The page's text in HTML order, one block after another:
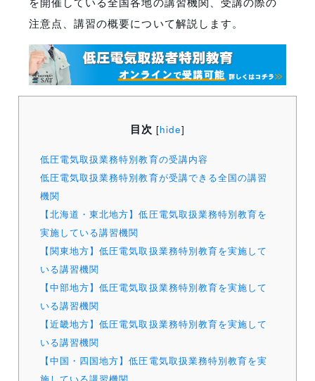
注意点、講習の概要について解説します。
目次 [hide]
低圧電気取扱業務特別教育の受講内容
低圧電気取扱業務特別教育が受講できる全国の講習
機関
【北海道・東北地方】低圧電気取扱業務特別教育を
実施している講習機関
【関東地方】低圧電気取扱業務特別教育を実施して
いる講習機関
【中部地方】低圧電気取扱業務特別教育を実施して
いる講習機関
【近畿地方】低圧電気取扱業務特別教育を実施して
いる講習機関
【中国・四国地方】低圧電気取扱業務特別教育を実